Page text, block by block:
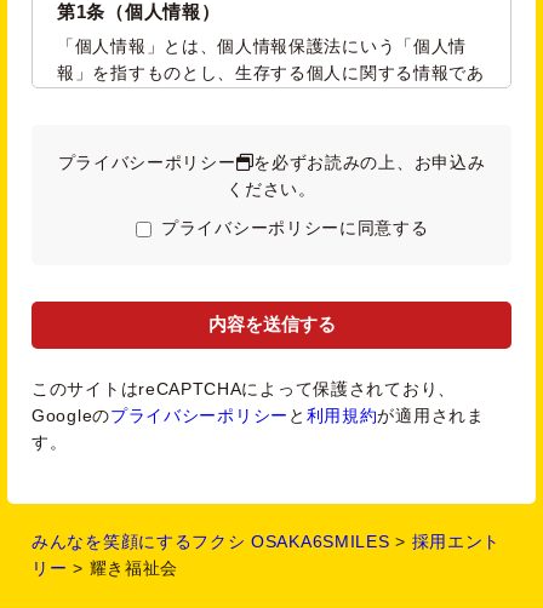
第1条（個人情報）
「個人情報」とは、個人情報保護法にいう「個人情
報」を指すものとし、生存する個人に関する情報であ
別できる情報及び容貌、指紋、声紋にかかるデータ、
及び健康保険証の保険者番号などの当該情報単体から
第2条（個人情報の収集方法）
情報をお尋ねすることがあります。また、ユーザーと
提携先などとの間でなされたユーザーの個人情報を,
ら収集することがあります。
第3条（個人情報を収集・利用する目的）
プライバシーポリシー
を必ずお読みの上、お申込み
ください。
プライバシーポリシーに同意する
このサイトはreCAPTCHAによって保護されており、
Googleのプライバシーポリシー と 利用規約が適用されま
す。
みんなを笑顔にするフクシ OSAKA6SMILES > 採用エント
リー > 耀き福祉会